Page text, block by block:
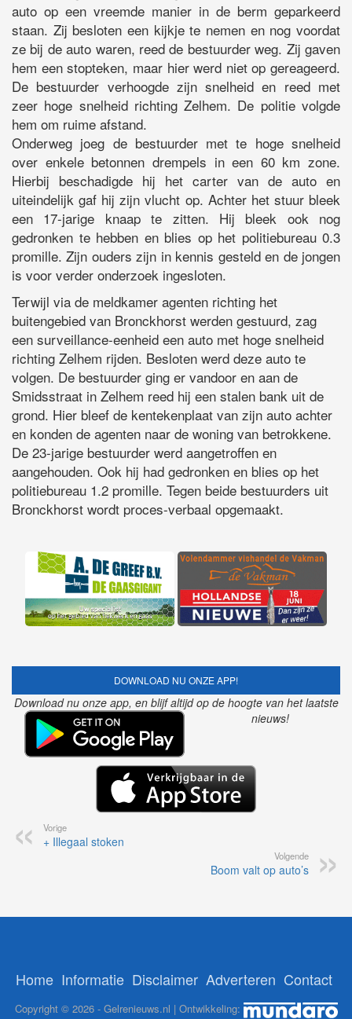
auto op een vreemde manier in de berm geparkeerd
staan. Zij besloten een kijkje te nemen en nog voordat
ze bij de auto waren, reed de bestuurder weg. Zij gaven
hem een stopteken, maar hier werd niet op gereageerd.
De bestuurder verhoogde zijn snelheid en reed met
zeer hoge snelheid richting Zelhem. De politie volgde
hem om ruime afstand.
Onderweg joeg de bestuurder met te hoge snelheid
over enkele betonnen drempels in een 60 km zone.
Hierbij beschadigde hij het carter van de auto en
uiteindelijk gaf hij zijn vlucht op. Achter het stuur bleek
een 17-jarige knaap te zitten. Hij bleek ook nog
gedronken te hebben en blies op het politiebureau 0.3
promille. Zijn ouders zijn in kennis gesteld en de jongen
is voor verder onderzoek ingesloten.
Terwijl via de meldkamer agenten richting het
buitengebied van Bronckhorst werden gestuurd, zag
een surveillance-eenheid een auto met hoge snelheid
richting Zelhem rijden. Besloten werd deze auto te
volgen. De bestuurder ging er vandoor en aan de
Smidsstraat in Zelhem reed hij een stalen bank uit de
grond. Hier bleef de kentekenplaat van zijn auto achter
en konden de agenten naar de woning van betrokkene.
De 23-jarige bestuurder werd aangetroffen en
aangehouden. Ook hij had gedronken en blies op het
politiebureau 1.2 promille. Tegen beide bestuurders uit
Bronckhorst wordt proces-verbaal opgemaakt.
DOWNLOAD NU ONZE APP!
Download nu onze app, en blijf altijd op de hoogte van het laatste
nieuws!
Vorige
+ Illegaal stoken
Volgende
Boom valt op auto’s
Home Informatie Disclaimer Adverteren Contact
Copyright © 2026 - Gelrenieuws.nl | Ontwikkeling: